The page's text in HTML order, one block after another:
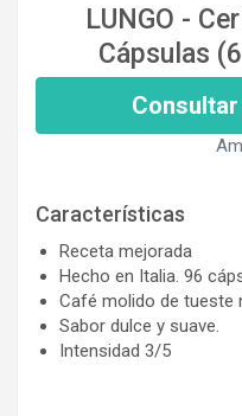
LUNGO -
Cápsulas
Características
Receta mejorada
Hecho en Italia. 96
Café molido de tueste
Sabor dulce y suave.
Intensidad 3/5